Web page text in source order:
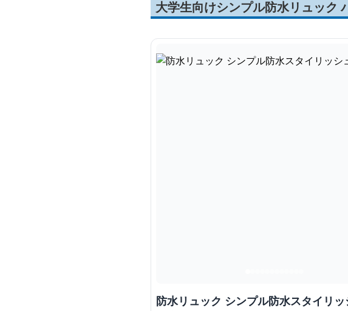
大学生向けシンプル防水リュック
防水リュック シンプル防水スタイリッ